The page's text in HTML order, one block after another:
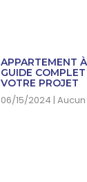
APPARTEMENT
GUIDE
VOTRE PROJET
06/15/2024